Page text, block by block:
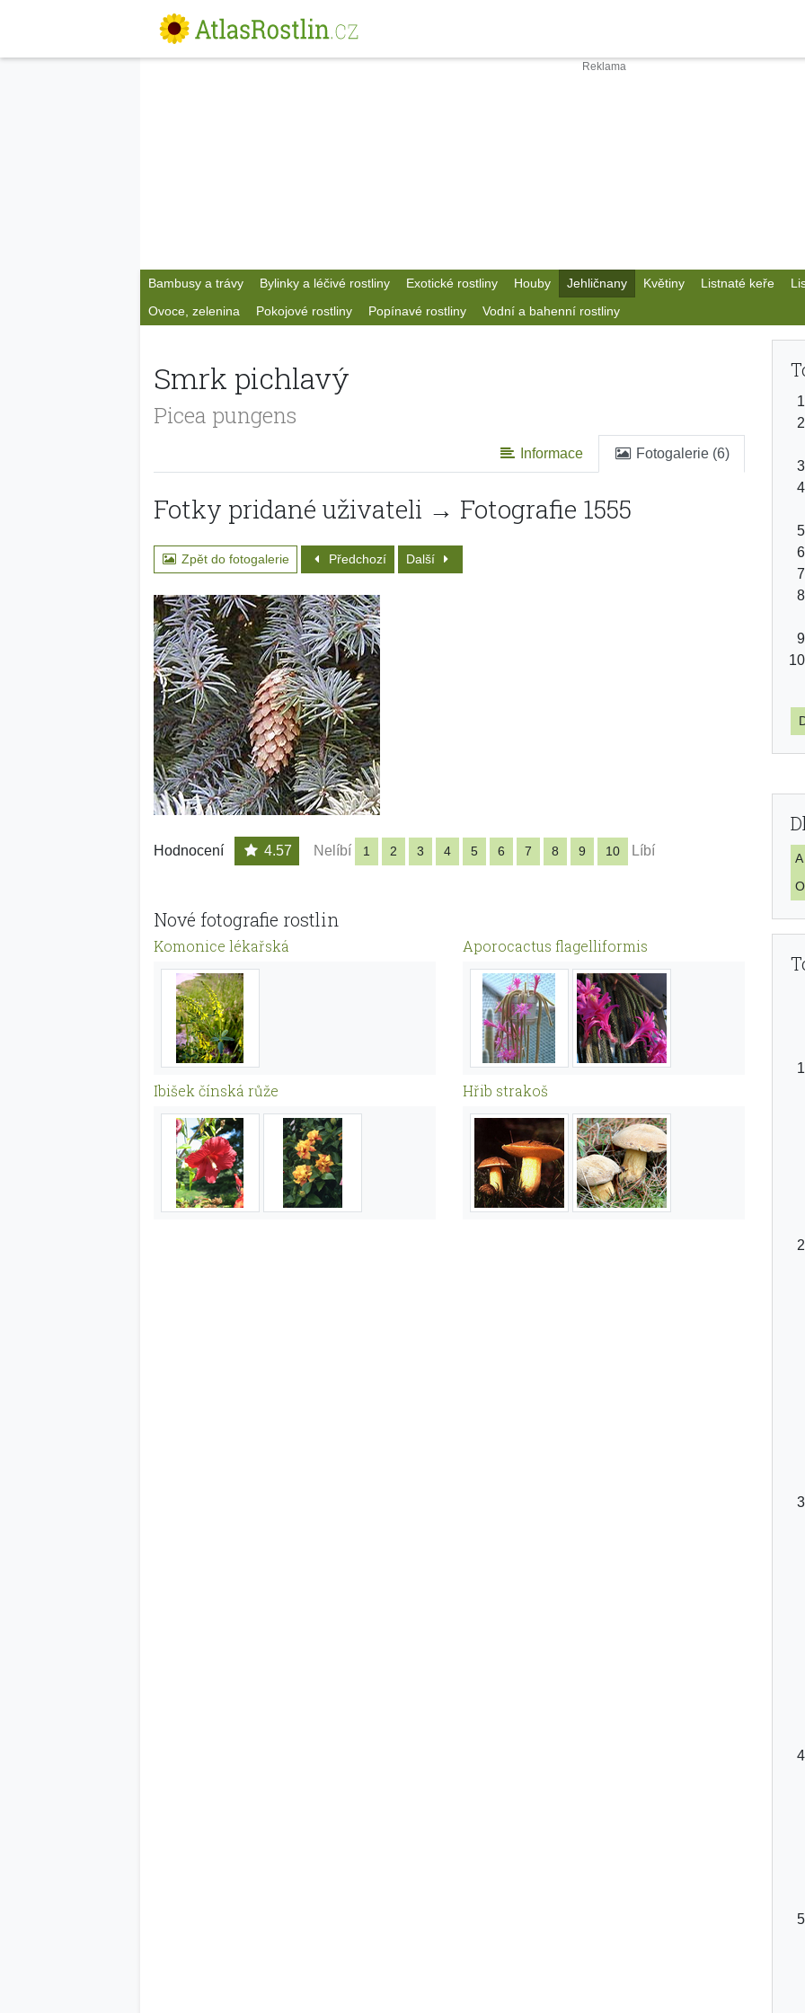
Bambusy a trávy Bylinky a léčivé rostliny Exotické rostliny Houby Jehličnany Květiny Listnaté keře
Ovoce, zelenina
Pokojové rostliny Popínavé rostliny Vodní a bahenní rostliny
Smrk pichlavý
Picea pungens
Informace Fotogalerie (6)
Fotky pridané uživateli → Fotografie 1555
Zpět do fotogalerie Předchozí Další
Hodnocení 4.57 Nelíbí 1 2 3 4 5 6 7 8 9 10 Líbí
Nové fotografie rostlin
Komonice lékařská Aporocactus flagelliformis
Ibišek čínská růže Hřib strakoš
A
O